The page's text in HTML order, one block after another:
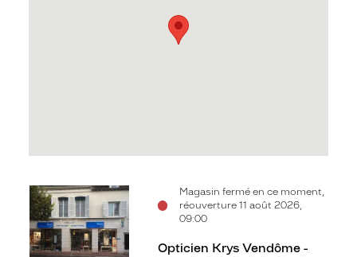
Magasin fermé en ce moment,
réouverture 11 août 2026,
09:00
Voir
la
fiche
Opticien Krys Vendôme -